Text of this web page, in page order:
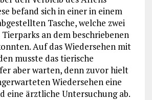
befand sich in einer in einem
Tasche, welche zwei
an dem beschriebenen
Auf das Wiedersehen mit
musste das tierische
aber warten, denn zuvor hielt
Wiedersehen eine
eine ärztliche Untersuchung ab.